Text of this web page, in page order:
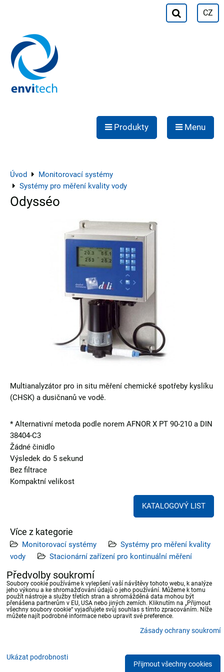
CZ
Produkty Menu
Úvod
Monitorovací systémy
Systémy pro měření kvality vody
Odysséo
Multianalyzátor pro in situ měření chemické spotřeby kyslíku
(CHSK) a dusičnanů ve vodě.
* Alternativní metoda podle norem AFNOR X PT 90-210 a DIN
38404-C3
Žádné činidlo
Výsledek do 5 sekund
Bez filtrace
Kompaktní velikost
KATALOGOVÝ LIST
Více z kategorie
Monitorovací systémy
Systémy pro měření kvality
vody
Stacionární zařízení pro kontinuální měření
Předchozí produkt Následující produkt
Předvolby soukromí
Soubory cookie používáme k vylepšení vaší návštěvy tohoto webu, k analýze
jeho výkonu a ke shromažďování údajů o jeho používání. Můžeme k tomu
použít nástroje a služby třetích stran a shromážděná data mohou být
přenášena partnerům v EU, USA nebo jiných zemích. Kliknutím na „Přijmout
všechny soubory cookie“ vyjadřujete svůj souhlas s tímto zpracováním. Níže
můžete najít podrobné informace nebo upravit své preference.
Zásady ochrany soukromí
Ukázat podrobnosti
Přijmout všechny cookies